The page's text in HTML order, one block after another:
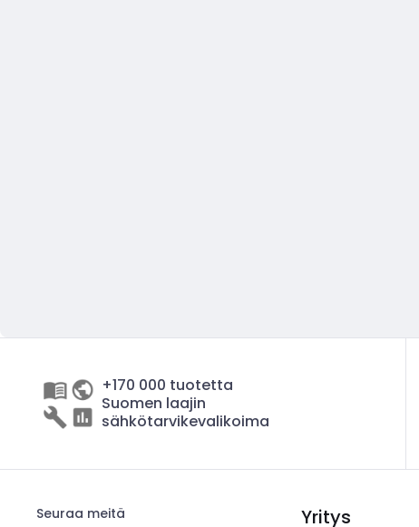
+170 000 tuotetta
Suomen laajin
sähkötarvikevalikoima
Seuraa meitä Yritys